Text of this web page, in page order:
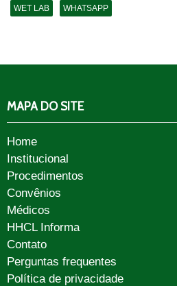
WET LAB WHATSAPP
MAPA DO SITE
Home
Institucional
Procedimentos
Convênios
Médicos
HHCL Informa
Contato
Perguntas frequentes
Política de privacidade